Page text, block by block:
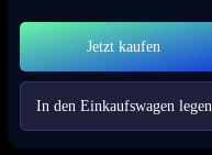
Jetzt kaufen
In den Einkaufswagen legen